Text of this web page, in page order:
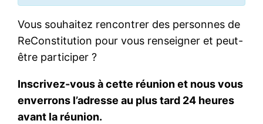
Vous souhaitez rencontrer des personnes de
ReConstitution pour vous renseigner et peut-
être participer ?
Inscrivez-vous à cette réunion et nous vous
enverrons l’adresse au plus tard 24 heures
avant la réunion.